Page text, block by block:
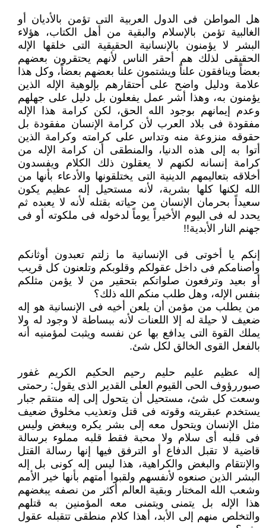
هل المواطن فى الدول العربية التى تؤمن بالأديان أو
الغالبية تؤمن بالإسلام والبقية من أهل الكتاب، هؤلاء
البشر لا يؤمنون بالإنسانية ‏الحقيقية التى خلقها الإله
الحقيقى لذلك هم أحقر الناس لأنهم يحتقرون بعضهم
بعضاً وينافقون علناً ويشتمون علنا بعضهم بعضاً، وكل ‏هذا
علامة ودليل واضح على أحتقارهم بإلوهية الإله الذين
يؤمنون به، وهذا أشر عمل يفعلون بل دليل على جهلهم
وعدم إيمانهم بوجود ‏الله الحق، لكن كرامة هذا الإله
مفقودة فى بلاد العرب لأن كرامة الإنسان مفقودة بل
حقوقه منزوعة منه وتداس على كرامته وكرامة الذين
‏أتوا به إلى هذه الدنيا، والمنطقى أن كرامة الإله من
كرامة إنسانه لكنهم لا يعقلون ذلك الكلام ويفسدون
أخلاقه بتعاليمهم الدينية التى ‏يختلقونها والأدعاء بأنها من
الله لكنها كلها بشرية، لأنه مستحيل إله عظيم يكون
سعيداً بحرمان الإنسان من حياته بقتله لأنه لا يعبده ‏ثم
يحدد له فى اليوم الأخيراً يوماً لدخوله فى ملكوته أو فى
جهنم النار الأبدية!!‏
إنكم يا أخوتى فى الإنسانية ما زلتم تعبدون أوثانكم
وأصنامكم فى داخل عقولكم وقلوبكم وتلعنون كل قريب
أو بعيد وترفعون صلواتكم ‏بتحقير من لا يؤمن مثلكم
بنفس الإله، وهل طلب منكم الله ذلك؟ ‏
من يطلب من مؤمن أن يلعن أخيه فى الإنسانية هو إله
ضعيف لا حيلة له إلا اللعنات لأنه ببساطة لا وجود له ولا
يملك القوة التى ‏يدافع بها عن نفسه ويثبت لمؤمنيه أنه
بالفعل القوى الخالق لكل شئ.‏
إله عظيم عليم حليم رحيم الحكيم الكريم غفور
صبوررؤوف الحى القيوم العلى القدير الذى يقول: رحمتى
وسعت كل شئ، مستحيل أن ‏يتحول إلى إله منتقم جبار
يستخدم عبقريته وقوته فى قتل وتعذيب مخلوق ضعيف
مثل الإنسان ويتحول معه إلى بشر يكره ويبغض ‏وليس
فى قلبه أى سلام ولا محبة فقط قلبه مملوء برسالة
قاضية لا تقبل الدفاع أو الترفق فيها إنها رسالة القتل
والإنتقام والبغض ‏والكراهية، هذا ليس إله كونى بل إله
البشر الذين صنعوه لأنفسهم ولقبوا أمتهم بأنها خير الأمم
وشعب الله المختار وبقية العالم أكثر من ‏نصفه يبغضهم
هذا الإله بل يتمنى ويتمنى معه المؤمنين به قتلهم
والتخلص منهم إلى الأبد، أهذا كلام منطقى تتقبله عقول